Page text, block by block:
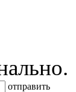
отправить